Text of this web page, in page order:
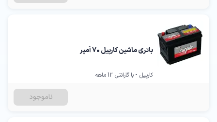
باتری ماشین کارپیل 70 آمپر
کارپیل - با گارانتی 12 ماهه
ناموجود